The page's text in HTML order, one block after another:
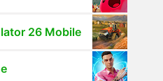
26 Mobile